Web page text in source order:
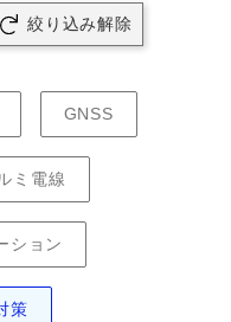
絞り込み解除
GNSS
ミ電線
ション
策